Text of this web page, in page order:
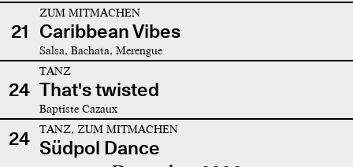
21
ZUM MITMACHEN
Caribbean Vibes
Salsa, Bachata, Merengue
24
TANZ
That's twisted
Baptiste Cazaux
24 TANZ, ZUM MITMACHEN
Südpol Dance